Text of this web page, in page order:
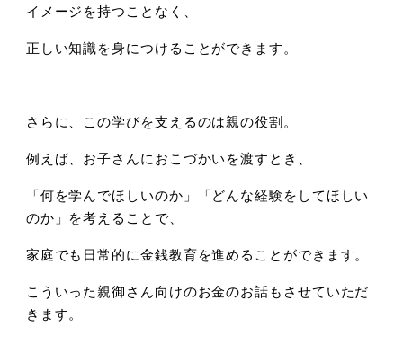
イメージを持つことなく、
正しい知識を身につけることができます。
さらに、この学びを支えるのは親の役割。
例えば、お子さんにおこづかいを渡すとき、
「何を学んでほしいのか」「どんな経験をしてほしい
のか」を考えることで、
家庭でも日常的に金銭教育を進めることができます。
こういった親御さん向けのお金のお話もさせていただ
きます。